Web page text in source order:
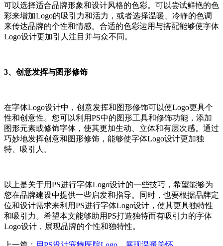
可以选择适合品牌形象和设计风格的色彩。可以尝试鲜艳的色
彩来增加Logo的吸引力和活力，或者选择温暖、冷静的色调
来传达品牌的个性和情感。合适的色彩运用与搭配能够使字体
Logo设计更加引人注目并与众不同。
3、创意发挥与图形修饰
在字体Logo设计中，创意发挥和图形修饰可以使Logo更具个
性和创意性。您可以利用PS中的图形工具和修饰功能，添加
图形元素或修饰字体，使其更加生动、立体和有层次感。通过
巧妙地发挥创意和图形修饰，能够使字体Logo设计更加独
特、吸引人。
以上是关于用PS进行字体Logo设计的一些技巧，希望能够为
您在品牌建设中提供一些启发和指导。同时，也要根据品牌定
位和设计需求来利用PS进行字体Logo设计，使其更具独特性
和吸引力。希望本文能够助用PS打造独特而有吸引力的字体
Logo设计，展现品牌的个性和独特性。